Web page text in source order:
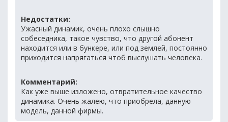
Недостатки:
Ужасный динамик, очень плохо слышно
собеседника, такое чувство, что другой абонент
находится или в бункере, или под землей, постоянно
приходится напрягаться чтоб выслушать человека.
Комментарий:
Как уже выше изложено, отвратительное качество
динамика. Очень жалею, что приобрела, данную
модель, данной фирмы.